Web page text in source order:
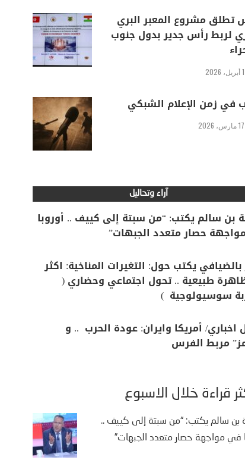
تطلق مشروع المعبر البري
لربط رأس جدير بدول جنوب
1 أبريل، 2026
في زمن الإعلام الشبكي
17 مارس، 2026
آراء وتحاليل
بن سالم يكتب: “من سبتة إلى كييف .. أوروبا
حصار متعدد الجبهات”
يكتب حول: التغيرات المناخية: اكثر
طبيعية .. تحول اجتماعي وحضاري (
سوسيولوجية )
اخباري/ أمريكا وايران: عودة الحرب .. و
مربط الفرس
قراءة خلال الأسبوع
بن سالم يكتب: “من سبتة إلى كييف ..
في مواجهة حصار متعدد الجبهات”